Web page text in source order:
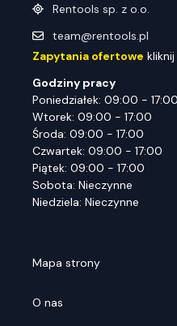
Rentools sp. z o.o.
team@rentools.pl
Zapytania ofertowe
Godziny pracy
Poniedziałek: 09:00 - 17:00
Wtorek: 09:00 - 17:00
Środa: 09:00 - 17:00
Czwartek: 09:00 - 17:00
Piątek: 09:00 - 17:00
Sobota: Nieczynne
Niedziela: Nieczynne
Mapa strony
O nas